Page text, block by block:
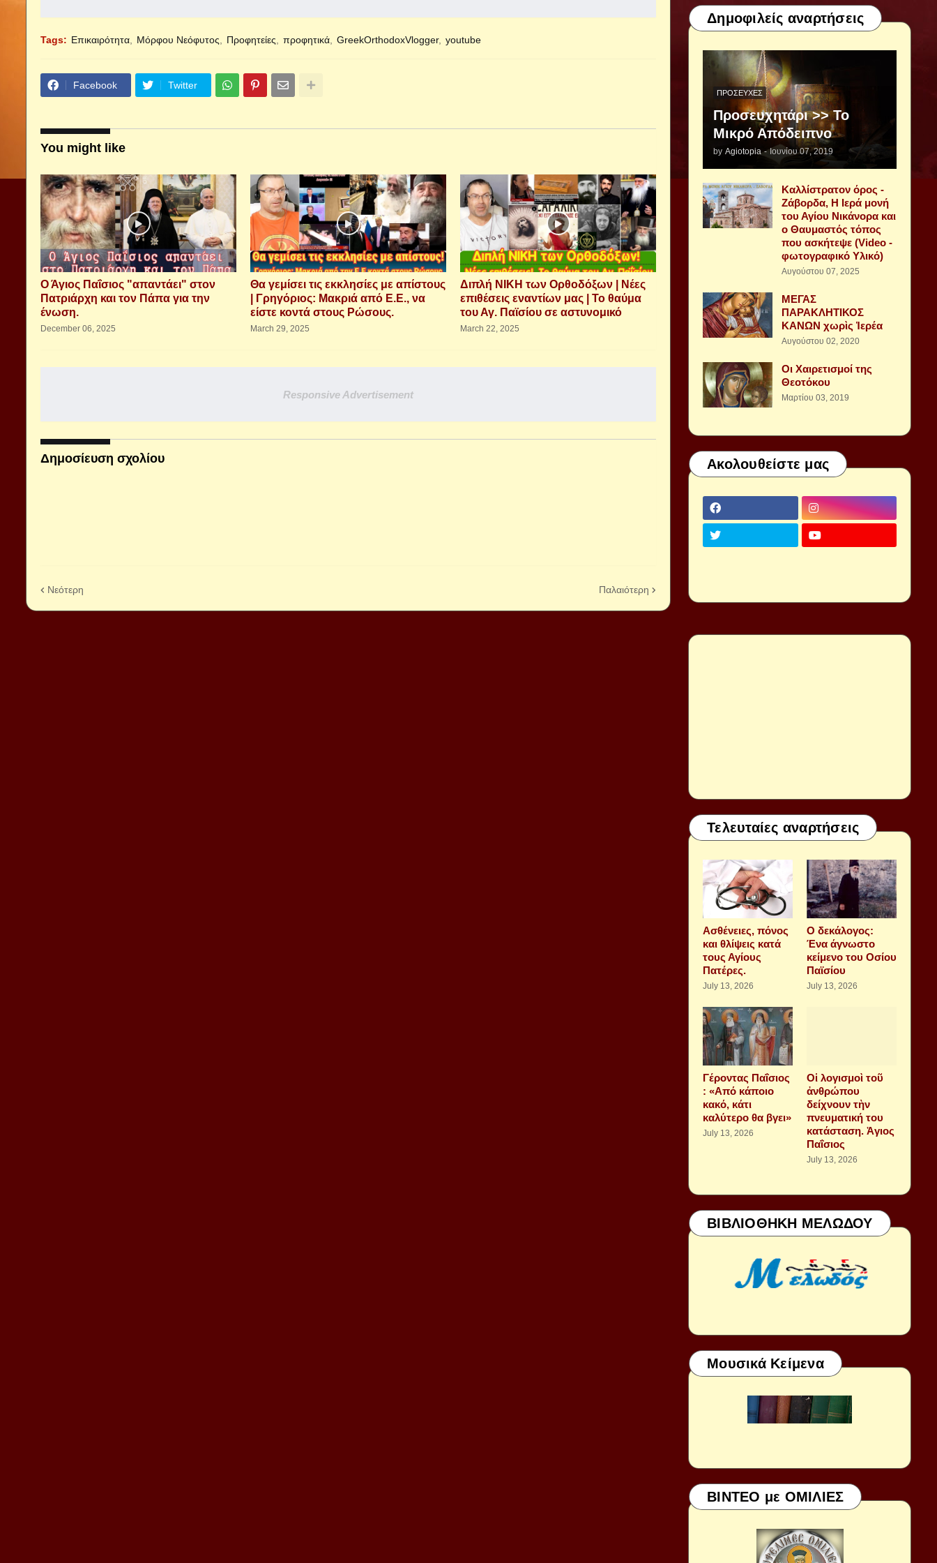
Tags: Επικαιρότητα Μόρφου Νεόφυτος Προφητείες προφητικά GreekOrthodoxVlogger youtube
Facebook Twitter
You might like
Ο Άγιος Παΐσιος "απαντάει" στον
Πατριάρχη και τον Πάπα για την
ένωση.
December 06, 2025
Θα γεμίσει τις εκκλησίες με απίστους
| Γρηγόριος: Μακριά από Ε.Ε., να
είστε κοντά στους Ρώσους.
March 29, 2025
Διπλή ΝΙΚΗ των Ορθοδόξων | Νέες
επιθέσεις εναντίων μας | Το θαύμα
του Αγ. Παϊσίου σε αστυνομικό
March 22, 2025
Responsive Advertisement
Δημοσίευση σχολίου
Νεότερη Παλαιότερη
Δημοφιλείς αναρτήσεις
ΠΡΟΣΕΥΧΈΣ
Προσευχητάρι >> Το
Μικρό Απόδειπνο
by Agiotopia - Ιουνίου 07, 2019
Καλλίστρατον όρος -
Ζάβορδα, Η Ιερά μονή
του Αγίου Νικάνορα και
ο Θαυμαστός τόπος
που ασκήτεψε (Video -
φωτογραφικό Υλικό)
Αυγούστου 07, 2025
ΜΕΓΑΣ
ΠΑΡΑΚΛΗΤΙΚΟΣ
ΚΑΝΩΝ χωρὶς Ἱερέα
Αυγούστου 02, 2020
Οι Χαιρετισμοί της
Θεοτόκου
Μαρτίου 03, 2019
Ακολουθείστε μας
Τελευταίες αναρτήσεις
Aσθένειες, πόνος
και θλίψεις κατά
τους Αγίους
Πατέρες.
July 13, 2026
Ο δεκάλογος:
Ένα άγνωστο
κείμενο του Οσίου
Παϊσίου
July 13, 2026
Γέροντας Παΐσιος
: «Από κάποιο
κακό, κάτι
καλύτερο θα βγει»
July 13, 2026
Οἱ λογισμοὶ τοῦ
ἀνθρώπου
δείχνουν τὴν
πνευματική του
κατάσταση. Ἁγιος
Παΐσιος
July 13, 2026
ΒΙΒΛΙΟΘΗΚΗ ΜΕΛΩΔΟΥ
Μουσικά Κείμενα
ΒΙΝΤΕΟ με ΟΜΙΛΙΕΣ